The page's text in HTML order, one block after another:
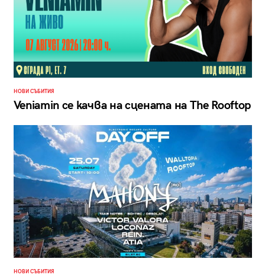
НОВИ СЪБИТИЯ
Veniamin се качва на сцената на The Rooftop
НОВИ СЪБИТИЯ